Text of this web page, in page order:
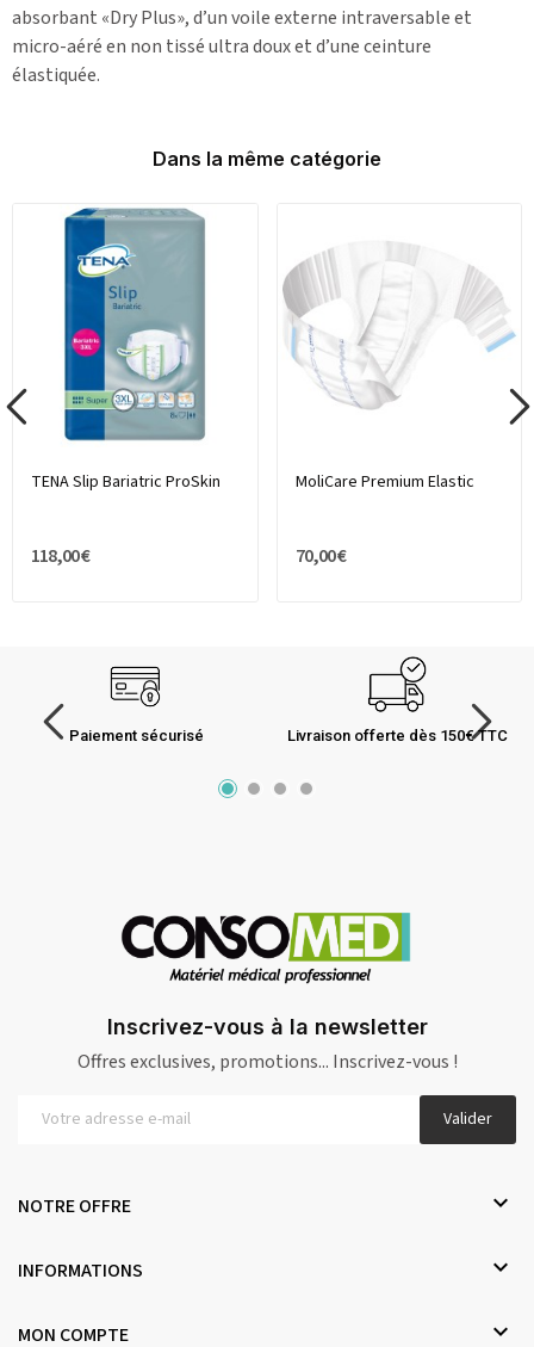
absorbant «Dry Plus», d’un voile externe intraversable et
micro-aéré en non tissé ultra doux et d’une ceinture
élastiquée.
Dans la même catégorie
TENA Slip Bariatric ProSkin
118,00 €
MoliCare Premium Elastic
70,00 €
Paiement sécurisé Livraison offerte dès 150€ TTC
Inscrivez-vous à la newsletter
Offres exclusives, promotions... Inscrivez-vous !
Valider
NOTRE OFFRE 
INFORMATIONS 
MON COMPTE 